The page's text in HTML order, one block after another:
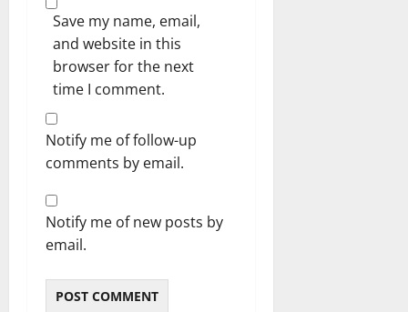
Save my name, email,
and website in this
browser for the next
time I comment.
Notify me of follow-up
comments by email.
Notify me of new posts by
email.